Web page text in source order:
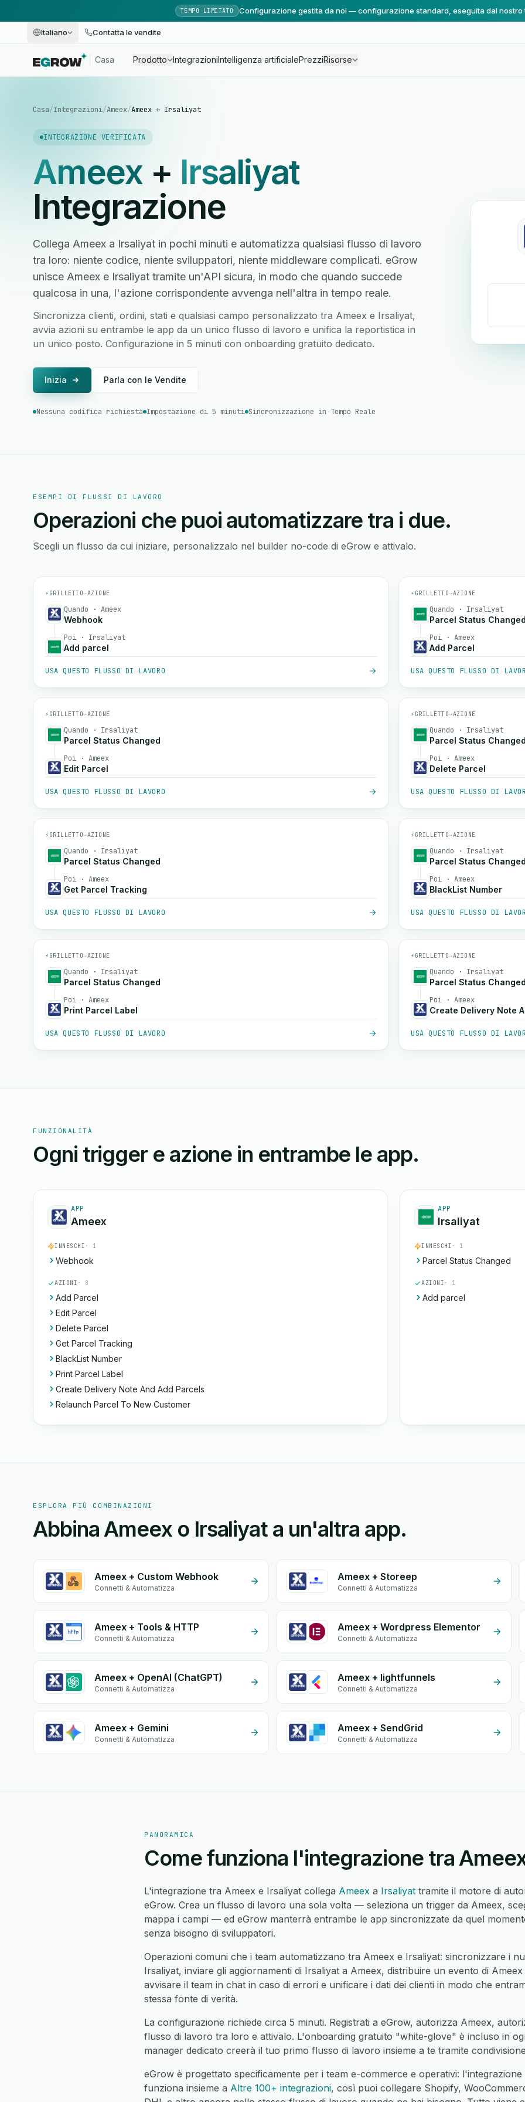
TEMPO LIMITATO Configurazione gestita da noi — configurazione standard, eseguita dal nostro
Italiano Contatta le vendite
Casa Prodotto IntegrazioniIntelligenza artificialePrezziRisorse
Casa/Integrazioni/Ameex/Ameex + Irsaliyat
INTEGRAZIONE VERIFICATA
Ameex + Irsaliyat
Integrazione
Collega Ameex a Irsaliyat in pochi minuti e automatizza qualsiasi flusso di lavoro
tra loro: niente codice, niente sviluppatori, niente middleware complicati. eGrow
unisce Ameex e Irsaliyat tramite un'API sicura, in modo che quando succede
qualcosa in una, l'azione corrispondente avvenga nell'altra in tempo reale.
Sincronizza clienti, ordini, stati e qualsiasi campo personalizzato tra Ameex e Irsaliyat,
avvia azioni su entrambe le app da un unico flusso di lavoro e unifica la reportistica in
un unico posto. Configurazione in 5 minuti con onboarding gratuito dedicato.
Inizia Parla con le Vendite
Nessuna codifica richiesta Impostazione di 5 minuti Sincronizzazione in Tempo Reale
ESEMPI DI FLUSSI DI LAVORO
Operazioni che puoi automatizzare tra i due.
Scegli un flusso da cui iniziare, personalizzalo nel builder no-code di eGrow e attivalo.
⚡ GRILLETTO→AZIONE
Quando · Ameex
Webhook
Poi · Irsaliyat
Add parcel
USA QUESTO FLUSSO DI LAVORO
⚡ GRILLETTO→AZIONE
Quando · Irsaliyat
Parcel Status Changed
Poi · Ameex
Add Parcel
USA QUESTO FLUSSO DI
⚡ GRILLETTO→AZIONE
Quando · Irsaliyat
Parcel Status Changed
Poi · Ameex
Edit Parcel
USA QUESTO FLUSSO DI LAVORO
⚡ GRILLETTO→AZIONE
Quando · Irsaliyat
Parcel Status Changed
Poi · Ameex
Delete Parcel
USA QUESTO FLUSSO DI
⚡ GRILLETTO→AZIONE
Quando · Irsaliyat
Parcel Status Changed
Poi · Ameex
Get Parcel Tracking
USA QUESTO FLUSSO DI LAVORO
⚡ GRILLETTO→AZIONE
Quando · Irsaliyat
Parcel Status Changed
Poi · Ameex
BlackList Number
USA QUESTO FLUSSO DI
⚡ GRILLETTO→AZIONE
Quando · Irsaliyat
Parcel Status Changed
Poi · Ameex
Print Parcel Label
USA QUESTO FLUSSO DI LAVORO
⚡ GRILLETTO→AZIONE
Quando · Irsaliyat
Parcel Status Changed
Poi · Ameex
Create Delivery Note
USA QUESTO FLUSSO DI
FUNZIONALITÀ
Ogni trigger e azione in entrambe le app.
APP
Ameex
INNESCHI · 1
Webhook
AZIONI · 8
Add Parcel
Edit Parcel
Delete Parcel
Get Parcel Tracking
BlackList Number
Print Parcel Label
Create Delivery Note And Add Parcels
Relaunch Parcel To New Customer
APP
Irsaliyat
INNESCHI · 1
Parcel Status Changed
AZIONI · 1
Add parcel
ESPLORA PIÙ COMBINAZIONI
Abbina Ameex o Irsaliyat a un'altra app.
Ameex + Custom Webhook
Connetti & Automatizza
Ameex + Storeep
Connetti & Automatizza
Ameex + Tools & HTTP
Connetti & Automatizza
Ameex + Wordpress Elementor
Connetti & Automatizza
Ameex + OpenAI (ChatGPT)
Connetti & Automatizza
Ameex + lightfunnels
Connetti & Automatizza
Ameex + Gemini
Connetti & Automatizza
Ameex + SendGrid
Connetti & Automatizza
PANORAMICA
Come funziona l'integrazione tra
L'integrazione tra Ameex e Irsaliyat collega Ameex a Irsaliyat tramite il motore di
eGrow. Crea un flusso di lavoro una sola volta — seleziona un trigger da Ameex,
mappa i campi — ed eGrow manterrà entrambe le app sincronizzate da quel
senza bisogno di sviluppatori.
Operazioni comuni che i team automatizzano tra Ameex e Irsaliyat: sincronizzare i
Irsaliyat, inviare gli aggiornamenti di Irsaliyat a Ameex, distribuire un evento di
avvisare il team in chat in caso di errori e unificare i dati dei clienti in modo che
stessa fonte di verità.
La configurazione richiede circa 5 minuti. Registrati a eGrow, autorizza Ameex,
flusso di lavoro tra loro e attivalo. L'onboarding gratuito "white-glove" è incluso in
manager dedicato creerà il tuo primo flusso di lavoro insieme a te tramite
eGrow è progettato specificamente per i team e-commerce e operativi:
funziona insieme a Altre 100+ integrazioni, così puoi collegare Shopify,